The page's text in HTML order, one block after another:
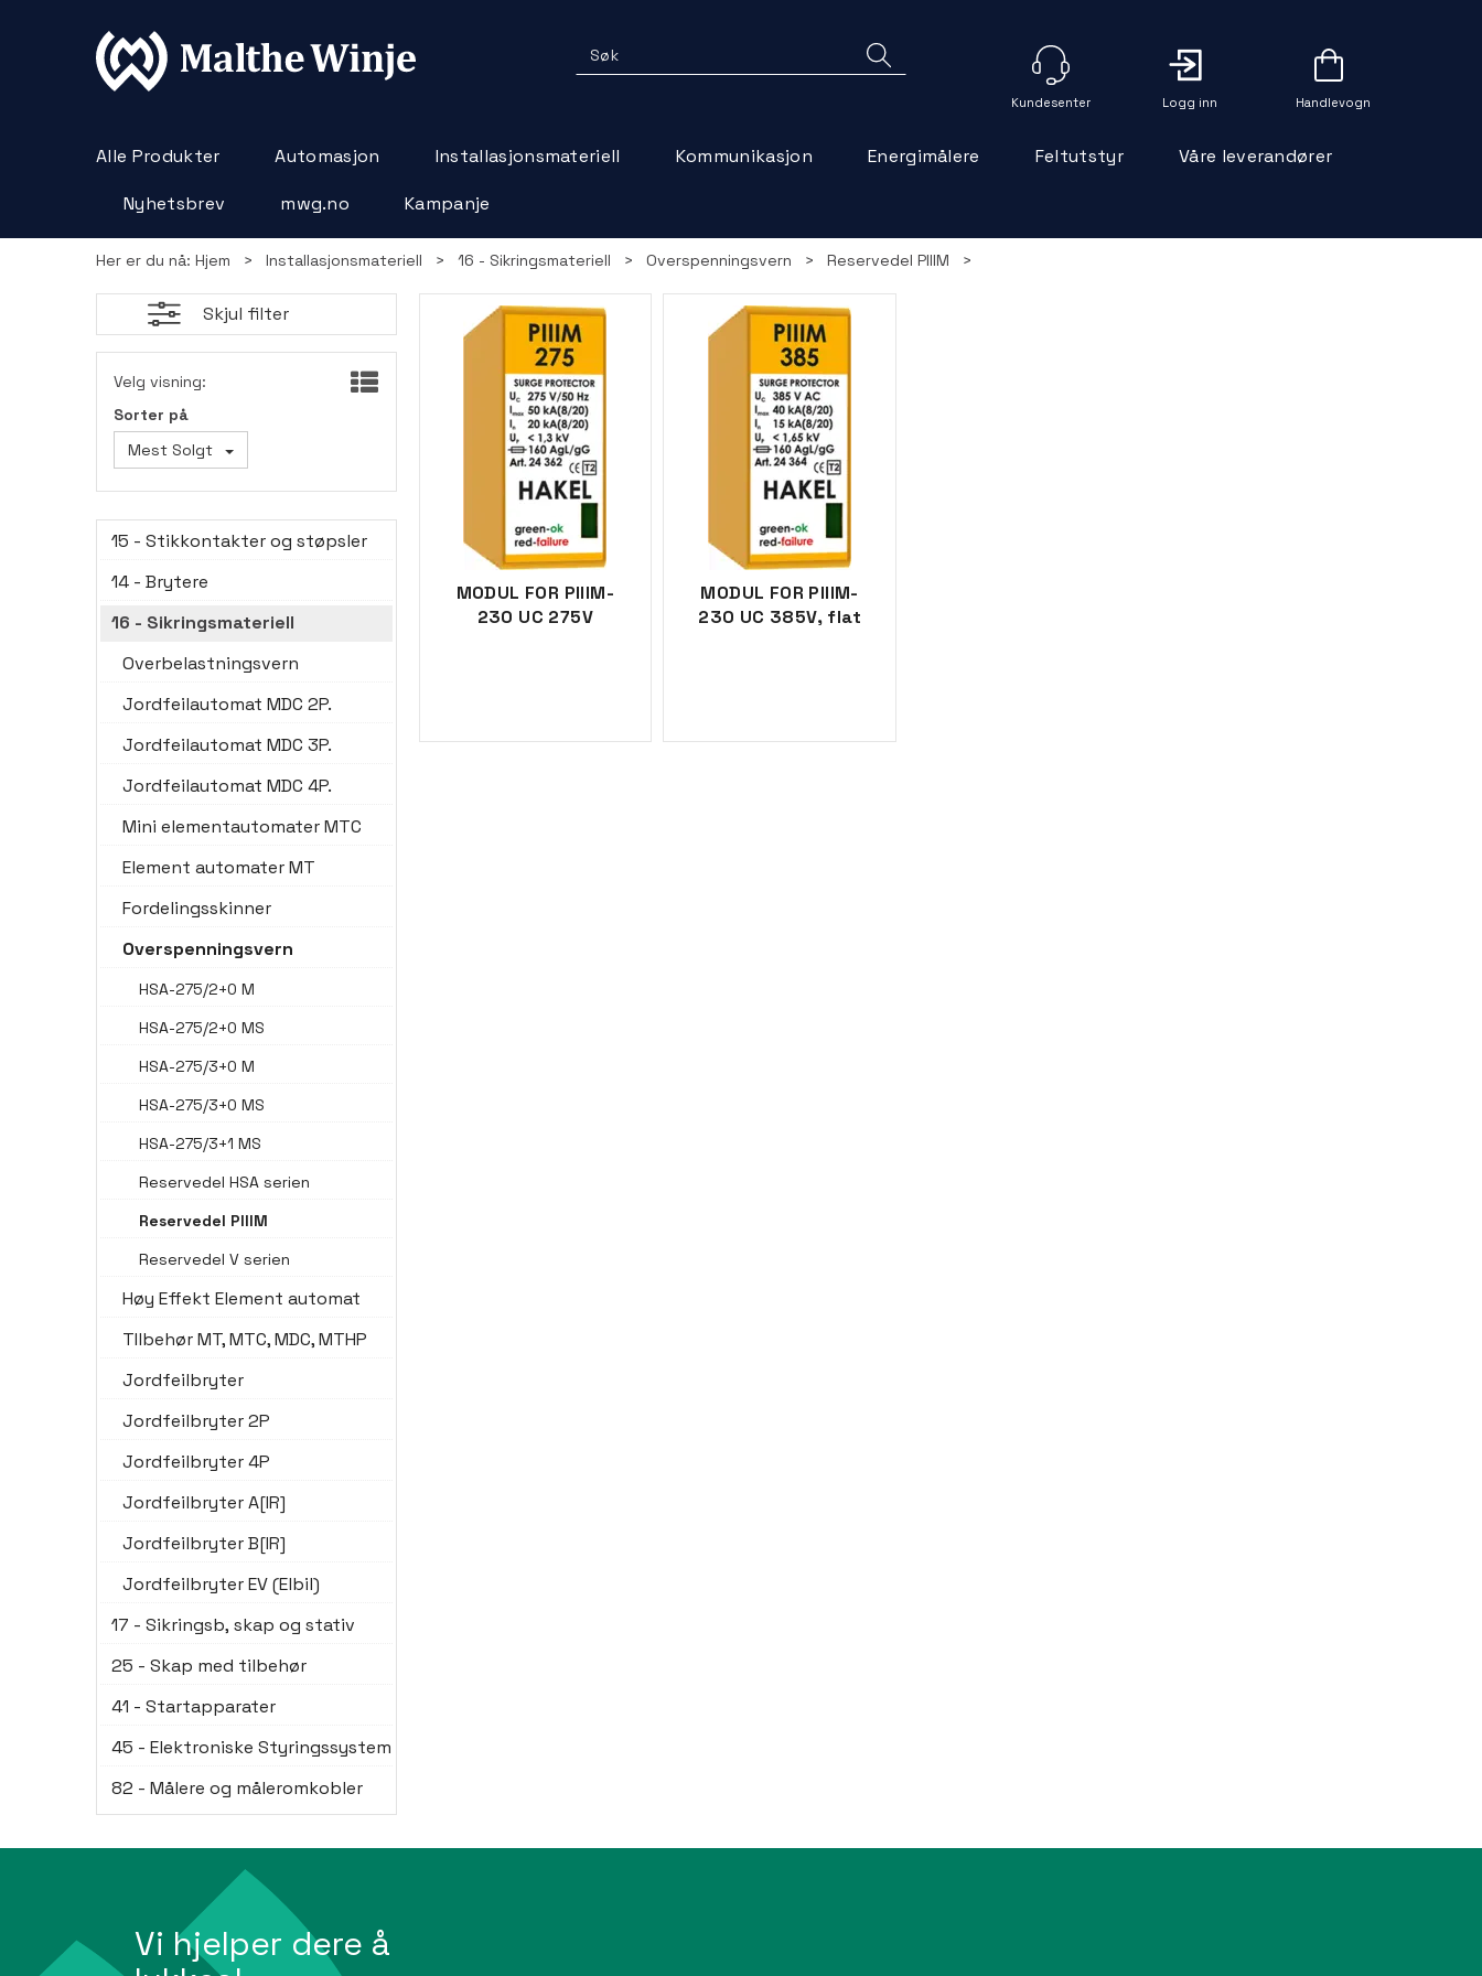
Logg inn Handlevogn
Alle Produkter Automasjon Installasjonsmateriell Kommunikasjon Energimålere Feltutstyr Våre leverandører
Nyhetsbrev mwg.no Kampanje
Her er du nå: Hjem > Installasjonsmateriell > 16 - Sikringsmateriell > Overspenningsvern > Reservedel PIIIM >
Skjul filter
Velg visning:
Sorter på
Mest Solgt
15 - Stikkontakter og støpsler
14 - Brytere
16 - Sikringsmateriell
Overbelastningsvern
Jordfeilautomat MDC 2P.
Jordfeilautomat MDC 3P.
Jordfeilautomat MDC 4P.
Mini elementautomater MTC
Element automater MT
Fordelingsskinner
Overspenningsvern
HSA-275/2+0 M
HSA-275/2+0 MS
HSA-275/3+0 M
HSA-275/3+0 MS
HSA-275/3+1 MS
Reservedel HSA serien
Reservedel PIIIM
Reservedel V serien
Høy Effekt Element automat
TIlbehør MT, MTC, MDC, MTHP
Jordfeilbryter
Jordfeilbryter 2P
Jordfeilbryter 4P
Jordfeilbryter A[IR]
Jordfeilbryter B[IR]
Jordfeilbryter EV (Elbil)
17 - Sikringsb, skap og stativ
25 - Skap med tilbehør
41 - Startapparater
45 - Elektroniske Styringssystem
82 - Målere og måleromkobler
MODUL FOR PIIIM-
230 UC 275V
MODUL FOR PIIIM-
230 UC 385V, flat
Vi hjelper dere å